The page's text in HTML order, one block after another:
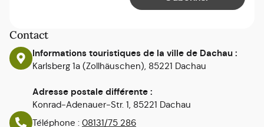
Contact
Informations touristiques de la ville de Dachau :
Karlsberg 1a (Zollhäuschen), 85221 Dachau
Adresse postale différente :
Konrad-Adenauer-Str. 1, 85221 Dachau
Téléphone : 08131/75 286